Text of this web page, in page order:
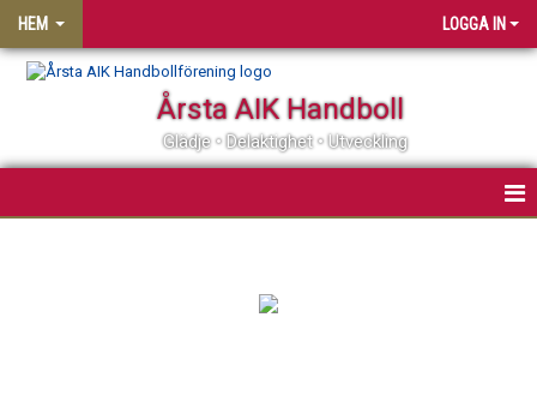
HEM LOGGA IN
Årsta AIK Handboll
Glädje • Delaktighet • Utveckling